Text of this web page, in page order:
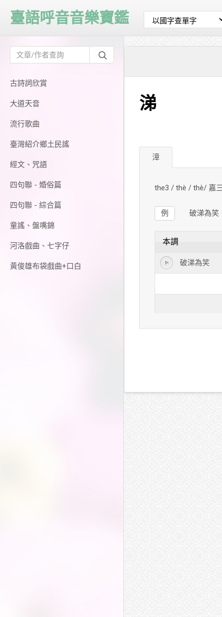
古詩詞欣賞
大道天音
流行歌曲
臺灣紹介鄉土民謠
經文、咒語
四句聯 - 婚俗篇
四句聯 - 綜合篇
童謠、盤嘴錦
河洛戲曲、七字仔
黃俊雄布袋戲曲+口白
臺語呼音音樂寶鑑
涕
漳
the3 / thè / thè/ 嘉
破涕為笑
例
本調
破涕為笑